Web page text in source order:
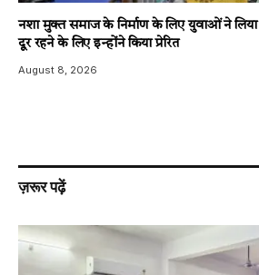
नशा मुक्त समाज के निर्माण के लिए युवाओं ने
दूर रहने के लिए इन्होंने किया प्रेरित
August 8, 2026
ज़रूर पढ़ें